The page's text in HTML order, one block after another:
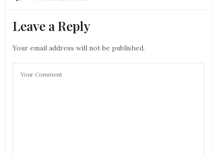
Leave a Reply
Your email address will not be published.